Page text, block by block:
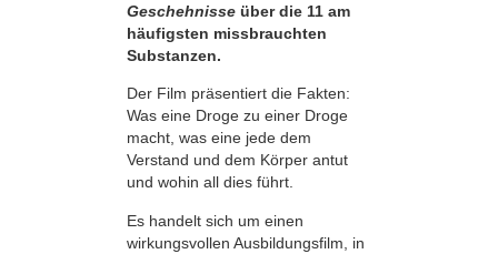
Geschehnisse über die 11 am
häufigsten missbrauchten
Substanzen.
Der Film präsentiert die Fakten:
Was eine Droge zu einer Droge
macht, was eine jede dem
Verstand und dem Körper antut
und wohin all dies führt.
Es handelt sich um einen
wirkungsvollen Ausbildungsfilm, in